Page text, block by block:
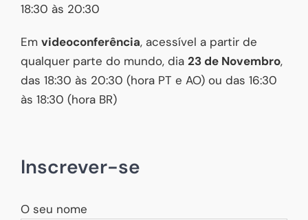
18:30 às 20:30
Em videoconferência, acessível a partir de
qualquer parte do mundo, dia 23 de Novembro,
das 18:30 às 20:30 (hora PT e AO) ou das 16:30
às 18:30 (hora BR)
Inscrever-se
O seu nome